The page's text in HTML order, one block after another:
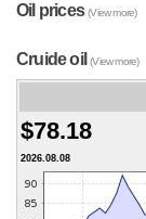
Oil prices(View more)
Cruide oil(View more)
$78.18
2026.08.08